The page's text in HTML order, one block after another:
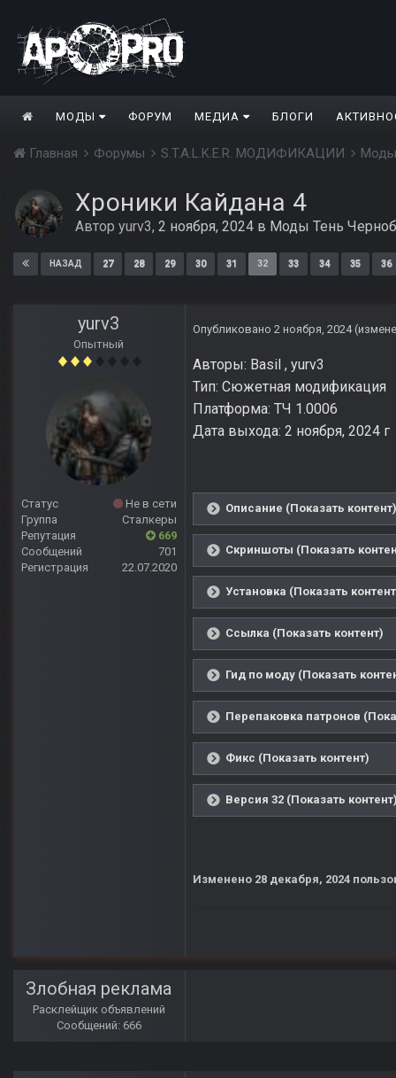
МОДЫ ФОРУМ МЕДИА БЛОГИ
Главная Форумы S.T.A.L.K.E.R. МОДИФИКАЦИИ
Хроники Кайдана 4
Автор yurv3, 2 ноября, 2024 в Моды Тень
НАЗАД 27 28 29 30 31 32 33 34 35 36
yurv3
Опытный
Статус
Не в сети
Группа
Сталкеры
Репутация
669
Сообщений
701
Регистрация
22.07.2020
Опубликовано 2 ноября, 2024
Авторы: Basil , yurv3
Тип: Сюжетная модификация
Платформа: ТЧ 1.0006
Дата выхода: 2 ноября, 2024 г
Описание (Показать контент)
Скриншоты (Показать
Установка (Показать
Ссылка (Показать контент)
Гид по моду (Показать
Перепаковка патронов
Фикс (Показать контент)
Версия 32 (Показать
Изменено 28 декабря, 2024
Злобная реклама
Расклейщик объявлений
Сообщений: 666